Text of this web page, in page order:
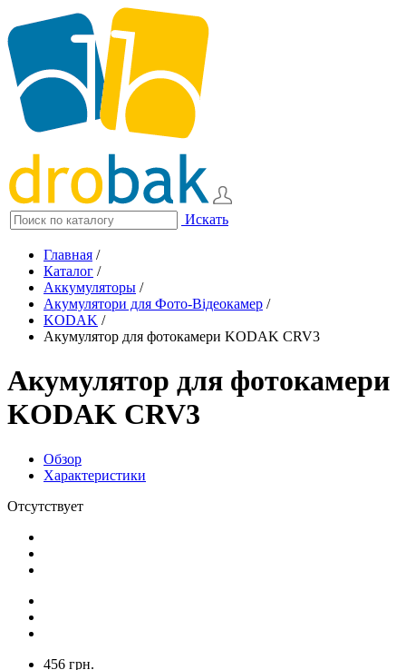
Искать
Главная /
Каталог /
Аккумуляторы /
Акумулятори для Фото-Відеокамер /
KODAK /
Акумулятор для фотокамери KODAK CRV3
Акумулятор для фотокамери
KODAK CRV3
Обзор
Характеристики
Отсутствует
456 грн.